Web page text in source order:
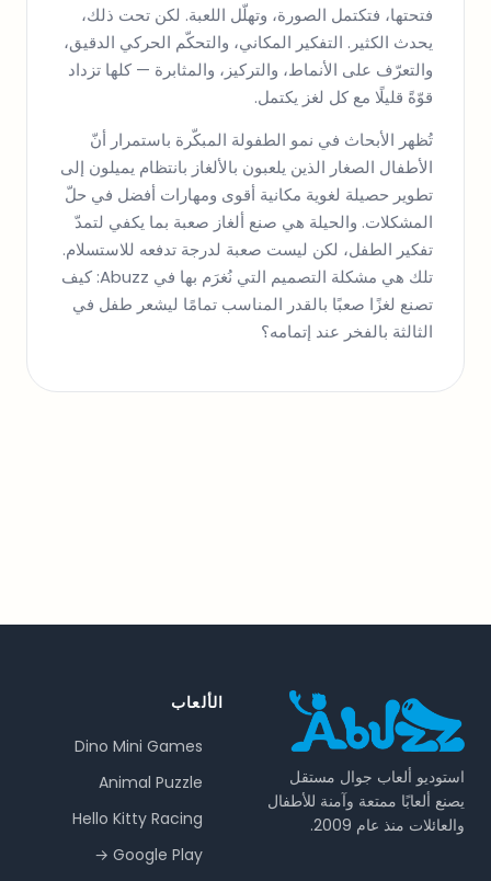
فتحتها، فتكتمل الصورة، وتهلّل اللعبة. لكن تحت ذلك،
يحدث الكثير. التفكير المكاني، والتحكّم الحركي الدقيق،
والتعرّف على الأنماط، والتركيز، والمثابرة — كلها تزداد
قوّةً قليلًا مع كل لغز يكتمل.
تُظهر الأبحاث في نمو الطفولة المبكّرة باستمرار أنّ
الأطفال الصغار الذين يلعبون بالألغاز بانتظام يميلون إلى
تطوير حصيلة لغوية مكانية أقوى ومهارات أفضل في حلّ
المشكلات. والحيلة هي صنع ألغاز صعبة بما يكفي لتمدّ
تفكير الطفل، لكن ليست صعبة لدرجة تدفعه للاستسلام.
تلك هي مشكلة التصميم التي نُغرَم بها في Abuzz: كيف
تصنع لغزًا صعبًا بالقدر المناسب تمامًا ليشعر طفل في
الثالثة بالفخر عند إتمامه؟
استوديو ألعاب جوال مستقل
يصنع ألعابًا ممتعة وآمنة للأطفال
والعائلات منذ عام 2009.
الألعاب
Dino Mini Games
Animal Puzzle
Hello Kitty Racing
Google Play →